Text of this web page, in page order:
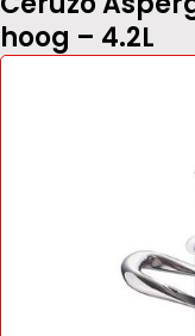
hoog – 4.2L